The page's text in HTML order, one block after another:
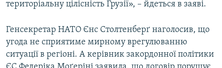
територіальну цілісність Грузії», – йдеться в заяві.
Генсекретар НАТО Єнс Столтенберґ наголосив, що
угода не сприятиме мирному врегулюванню
ситуації в регіоні. А керівник закордонної політики